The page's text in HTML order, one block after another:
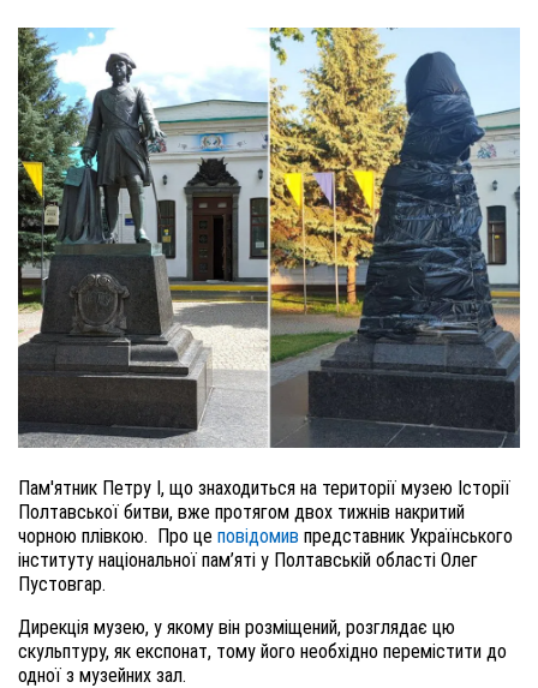
Пам'ятник Петру І, що знаходиться на території музею Історії
Полтавської битви, вже протягом двох тижнів накритий
чорною плівкою. Про це повідомив представник Українського
інституту національної пам’яті у Полтавській області Олег
Пустовгар.
Дирекція музею, у якому він розміщений, розглядає цю
скульптуру, як експонат, тому його необхідно перемістити до
одної з музейних зал.